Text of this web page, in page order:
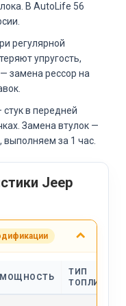
В AutoLife 56
регулярной
упругость,
замена рессор на
стук в передней
Замена втулок —
за 1 час.
Jeep
МОЩНОСТЬ
ТИП
ТОПЛИВА